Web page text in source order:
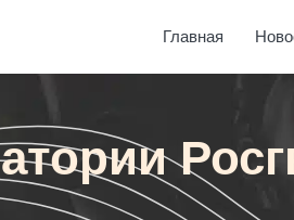
Главная